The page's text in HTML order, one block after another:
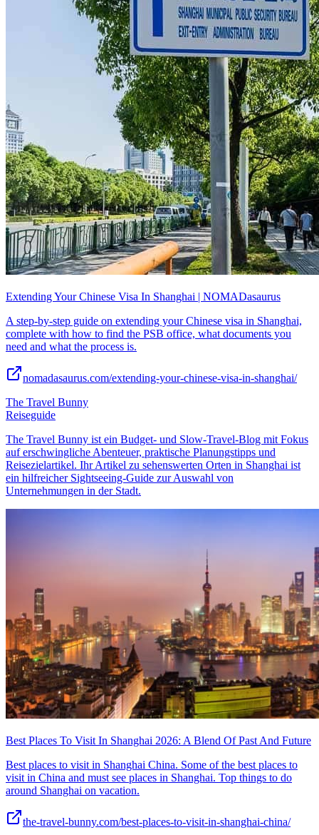
Extending Your Chinese Visa In Shanghai | NOMADasaurus
A step-by-step guide on extending your Chinese visa in Shanghai,
complete with how to find the PSB office, what documents you
need and what the process is.
nomadasaurus.com/extending-your-chinese-visa-in-shanghai/
The Travel Bunny
Reiseguide
The Travel Bunny ist ein Budget- und Slow-Travel-Blog mit Fokus
auf erschwingliche Abenteuer, praktische Planungstipps und
Reisezielartikel. Ihr Artikel zu sehenswerten Orten in Shanghai ist
ein hilfreicher Sightseeing-Guide zur Auswahl von
Unternehmungen in der Stadt.
Best Places To Visit In Shanghai 2026: A Blend Of Past And Future
Best places to visit in Shanghai China. Some of the best places to
visit in China and must see places in Shanghai. Top things to do
around Shanghai on vacation.
the-travel-bunny.com/best-places-to-visit-in-shanghai-china/